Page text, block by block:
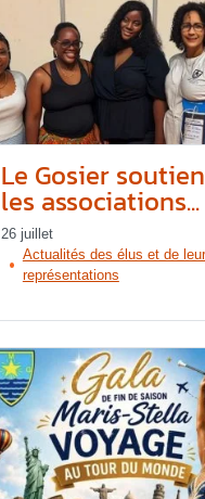
Le Gosier
les associations...
26 juillet
Actualités des élus et de
représentations